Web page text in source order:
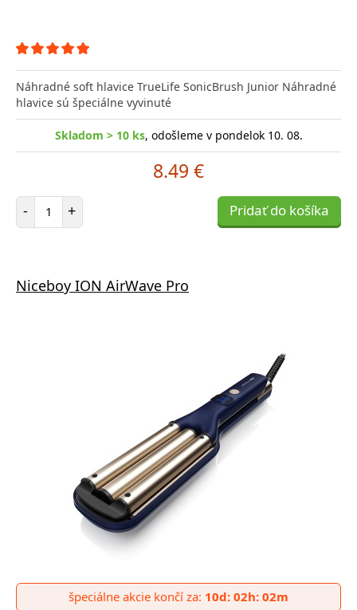
Náhradné soft hlavice TrueLife SonicBrush Junior Náhradné
hlavice sú špeciálne vyvinuté
Skladom > 10 ks, odošleme v pondelok 10. 08.
8.49 €
- Počet položiek
+ Pridať do košíka
Niceboy ION AirWave Pro
špeciálne akcie končí za: 10d: 02h: 02m